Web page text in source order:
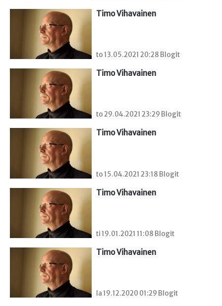
Timo Vihavainen
to 13.05.2021 20:28 Blogit
Timo Vihavainen
to 29.04.2021 23:29 Blogit
Timo Vihavainen
to 15.04.2021 23:18 Blogit
Timo Vihavainen
ti 19.01.2021 11:08 Blogit
Timo Vihavainen
la 19.12.2020 01:29 Blogit